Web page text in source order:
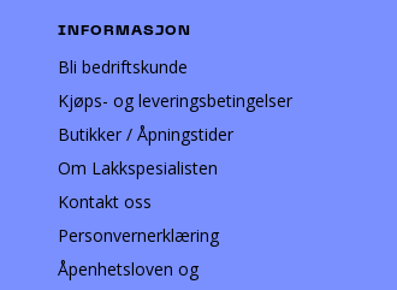
INFORMASJON
Bli bedriftskunde
Kjøps- og leveringsbetingelser
Butikker / Åpningstider
Om Lakkspesialisten
Kontakt oss
Personvernerklæring
Åpenhetsloven og